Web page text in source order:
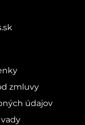
zmluvy
údajov